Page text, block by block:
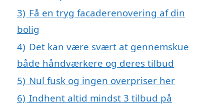
3) Få en tryg facaderenovering af din
bolig
4) Det kan være svært at gennemskue
både håndværkere og deres tilbud
5) Nul fusk og ingen overpriser her
6) Indhent altid mindst 3 tilbud på